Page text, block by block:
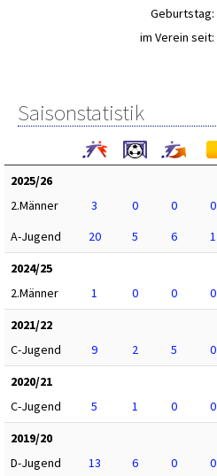
Geburtstag:
im Verein seit:
Saisonstatistik
2025/26
2.Männer
3 0 0 0
A-Jugend
20 5 6 1
2024/25
2.Männer
1 0 0 0
2021/22
C-Jugend
9 2 5 0
2020/21
C-Jugend
5 1 0 0
2019/20
D-Jugend
13 6 0 0